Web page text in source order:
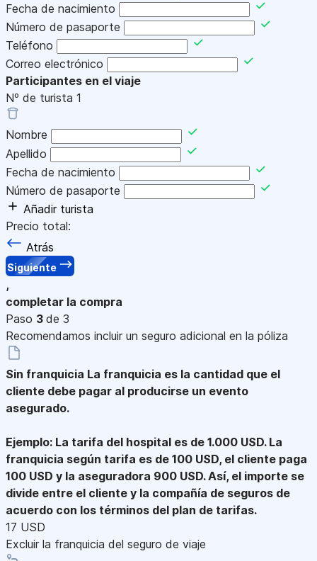
Fecha de nacimiento
Número de pasaporte
Teléfono
Correo electrónico
Participantes en el viaje
Nº de turista 1
Nombre
Apellido
Fecha de nacimiento
Número de pasaporte
Añadir turista
Precio total:
Atrás
Siguiente
,
completar la compra
Paso 3 de 3
Recomendamos incluir un seguro adicional en la póliza
Sin franquicia La franquicia es la cantidad que el
cliente debe pagar al producirse un evento
asegurado.
Ejemplo: La tarifa del hospital es de 1.000 USD. La
franquicia según tarifa es de 100 USD, el cliente paga
100 USD y la aseguradora 900 USD. Así, el importe se
divide entre el cliente y la compañía de seguros de
acuerdo con los términos del plan de tarifas.
17 USD
Excluir la franquicia del seguro de viaje